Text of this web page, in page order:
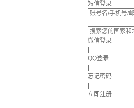
短信登录
微信登录
QQ登录
忘记密码
立即注册